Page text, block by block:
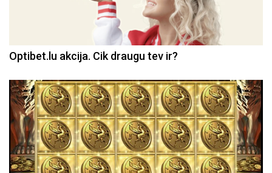
Optibet.lu akcija. Cik draugu tev ir?